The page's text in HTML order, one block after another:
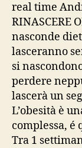
real time
RINASCERE
nasconde
lasceranno
si
perdere
lascerà un
L’obesità è
complessa, é
Tra 1